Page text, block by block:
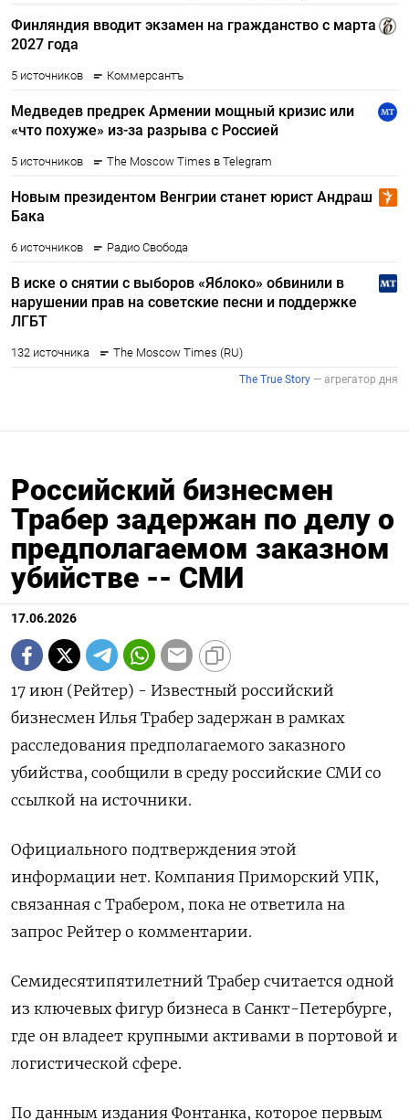
Российский бизнесмен
Трабер задержан по делу о
предполагаемом заказном
убийстве -- СМИ
17.06.2026
17 июн (Рейтер) - Известный российский
бизнесмен Илья Трабер задержан в рамках
расследования предполагаемого заказного
убийства, сообщили в среду российские СМИ со
‌ссылкой на источники.
Официального подтверждения этой
информации нет. Компания Приморский УПК,
связанная с Трабером, пока не ответила на
запрос Рейтер о комментарии.
Семидесятипятилетний ​Трабер считается одной ​
из ключевых фигур ​бизнеса в ⁠Санкт-Петербурге,
где он владеет крупными активами в ‌портовой и
логистической сфере.
По ‌данным издания Фонтанка, которое первым